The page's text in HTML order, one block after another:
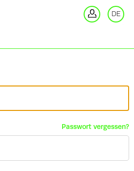
DE
Passwort vergessen?